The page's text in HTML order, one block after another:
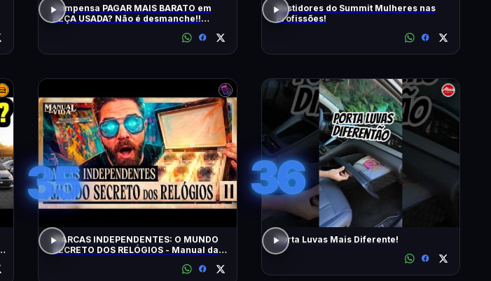
Compensa PAGAR MAIS BARATO em
PEÇA USADA? Não é desmanche!!
Bastidores do Summit Mulheres nas
Profissões!
35
MARCAS INDEPENDENTES: O MUNDO
SECRETO DOS RELÓGIOS - Manual da
36
Porta Luvas Mais Diferente!